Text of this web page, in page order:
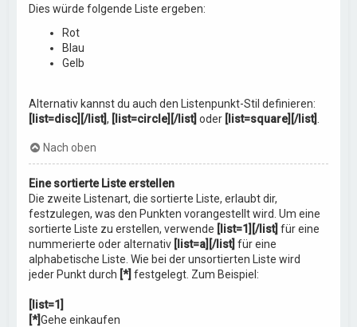
Dies würde folgende Liste ergeben:
Rot
Blau
Gelb
Alternativ kannst du auch den Listenpunkt-Stil definieren:
[list=disc][/list], [list=circle][/list] oder [list=square][/list]
Nach oben
Eine sortierte Liste erstellen
Die zweite Listenart, die sortierte Liste, erlaubt dir,
festzulegen, was den Punkten vorangestellt wird. Um eine
sortierte Liste zu erstellen, verwende [list=1][/list] für eine
nummerierte oder alternativ [list=a][/list] für eine
alphabetische Liste. Wie bei der unsortierten Liste wird
jeder Punkt durch [*] festgelegt. Zum Beispiel:
[list=1]
[*]Gehe einkaufen